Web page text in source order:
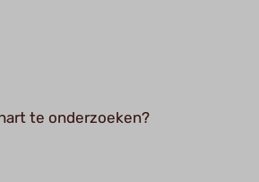
te onderzoeken?